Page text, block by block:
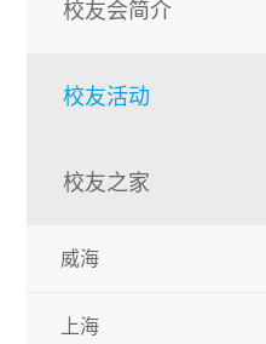
校友会简介
校友活动
校友之家
威海
上海